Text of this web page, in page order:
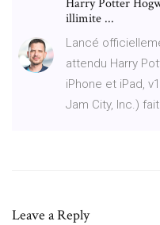
Harry Potter
illimite ...
Lancé
attendu Harry
iPhone et iPad,
Jam City, Inc.)
Leave a Reply